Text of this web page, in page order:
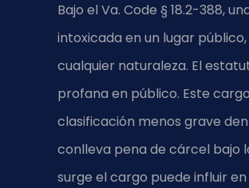
Bajo el Va. Code § 18.2-388,
intoxicada en un lugar
cualquier naturaleza. El
profana en público. Este
clasificación menos grave
conlleva pena de cárcel bajo
surge el cargo puede influir